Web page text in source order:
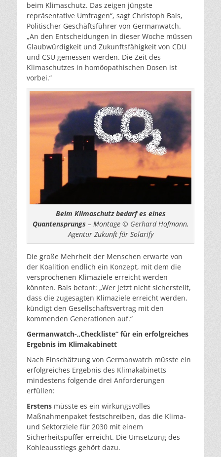
beim Klimaschutz. Das zeigen jüngste
repräsentative Umfragen“, sagt Christoph Bals,
Politischer Geschäftsführer von Germanwatch.
„An den Entscheidungen in dieser Woche müssen
Glaubwürdigkeit und Zukunftsfähigkeit von CDU
und CSU gemessen werden. Die Zeit des
Klimaschutzes in homöopathischen Dosen ist
vorbei.“
Beim Klimaschutz bedarf es eines
Quantensprungs – Montage © Gerhard Hofmann,
Agentur Zukunft für Solarify
Die große Mehrheit der Menschen erwarte von
der Koalition endlich ein Konzept, mit dem die
versprochenen Klimaziele erreicht werden
könnten. Bals betont: „Wer jetzt nicht sicherstellt,
dass die zugesagten Klimaziele erreicht werden,
kündigt den Gesellschaftsvertrag mit den
kommenden Generationen auf.“
Germanwatch-„Checkliste“ für ein erfolgreiches
Ergebnis im Klimakabinett
Nach Einschätzung von Germanwatch müsste ein
erfolgreiches Ergebnis des Klimakabinetts
mindestens folgende drei Anforderungen
erfüllen:
Erstens müsste es ein wirkungsvolles
Maßnahmenpaket festschreiben, das die Klima-
und Sektorziele für 2030 mit einem
Sicherheitspuffer erreicht. Die Umsetzung des
Kohleausstiegs gehört dazu.